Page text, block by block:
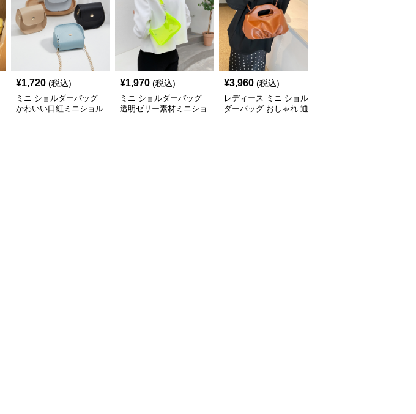
¥1,720 (税込)
ミニ ショルダーバッグ
かわいい口紅ミニショル
¥1,970 (税込)
ミニ ショルダーバッグ
透明ゼリー素材ミニショ
¥3,960 (税込)
レディース ミニ ショル
ダーバッグ おしゃれ 通